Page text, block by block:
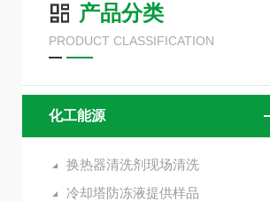
产品分类
PRODUCT CLASSIFICATION
化工能源
换热器清洗剂现场清洗
冷却塔防冻液提供样品